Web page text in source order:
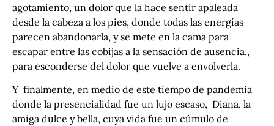
agotamiento, un dolor que la hace sentir apaleada
desde la cabeza a los pies, donde todas las energías
parecen abandonarla, y se mete en la cama para
escapar entre las cobijas a la sensación de ausencia.,
para esconderse del dolor que vuelve a envolverla.
Y finalmente, en medio de este tiempo de pandemia
donde la presencialidad fue un lujo escaso, Diana, la
amiga dulce y bella, cuya vida fue un cúmulo de